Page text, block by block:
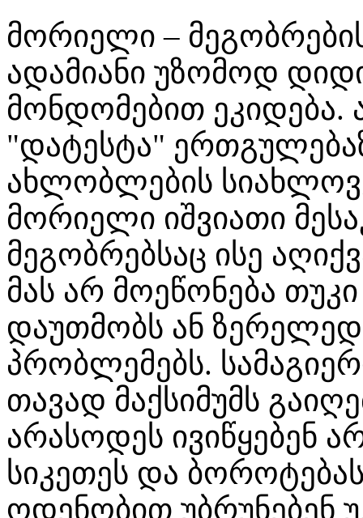
მორიელი –
ადამიანი უზომოდ
მონდომებით
"დატესტა"
ახლობლების
მორიელი იშვიათი
მეგობრებსაც ისე
მას არ მოეწონება
დაუთმობს ან ზერელედ
პრობლემებს.
თავად მაქსიმუმს
არასოდეს ივიწყებენ
სიკეთეს და
ოდენობით უბრუნებენ